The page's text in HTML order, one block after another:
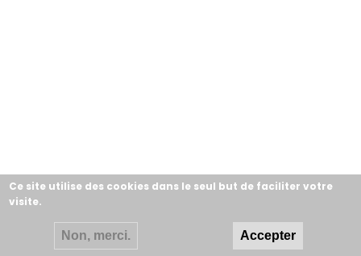
Ce site utilise des cookies dans le seul but de faciliter votre
visite.
Accepter
Non, merci.